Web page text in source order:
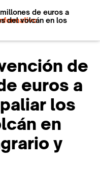
de euros a
del volcán en los
de
euros a
los
en
y